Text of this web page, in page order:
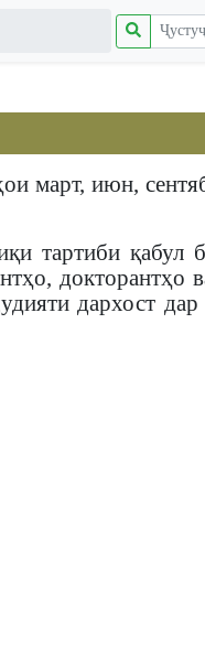
март, июн,
тартиби қабул
докторантҳо
дархост